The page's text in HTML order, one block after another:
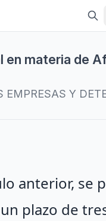
en materia de
Y
anterior, se
plazo de